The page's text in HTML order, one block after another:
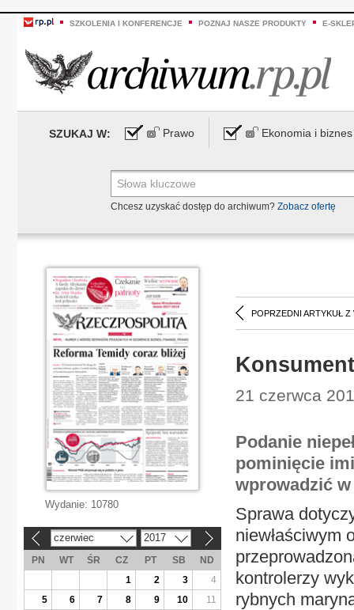
SZKOLENIA I KONFERENCJE POZNAJ NASZE PRODUKTY E-
SZUKAJ W: Prawo Ekonomia i biznes
Chcesz uzyskać dostęp do archiwum? Zobacz ofertę
POPRZEDNI ARTYKUŁ Z
21 czerwca
Podanie
pominięcie
wprowadzić
Sprawa
niewłaściwym
kontrolerzy
rybnych
Wydanie: 10780
czerwiec 2017
PN WT ŚR CZ PT SB
ND
1
2 3
4
5
6 7 8 9 10
11